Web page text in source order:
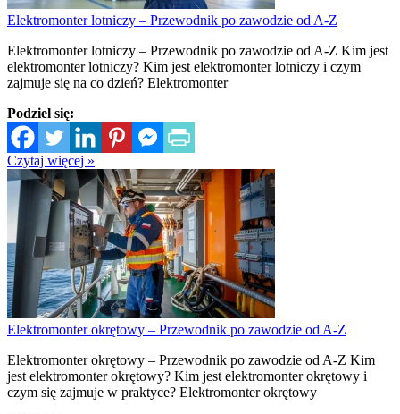
Elektromonter lotniczy – Przewodnik po zawodzie od A-Z
Elektromonter lotniczy – Przewodnik po zawodzie od A-Z Kim jest
elektromonter lotniczy? Kim jest elektromonter lotniczy i czym
zajmuje się na co dzień? Elektromonter
Podziel się:
Czytaj więcej »
Elektromonter okrętowy – Przewodnik po zawodzie od A-Z
Elektromonter okrętowy – Przewodnik po zawodzie od A-Z Kim
jest elektromonter okrętowy? Kim jest elektromonter okrętowy i
czym się zajmuje w praktyce? Elektromonter okrętowy